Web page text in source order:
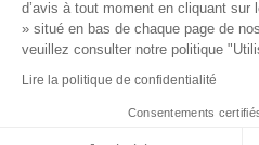
Conditions
Piano
d’avis à tout moment en cliquant
» situé en bas de chaque page de
veuillez consulter notre politique
Lire la politique de confidentialité
Consentements